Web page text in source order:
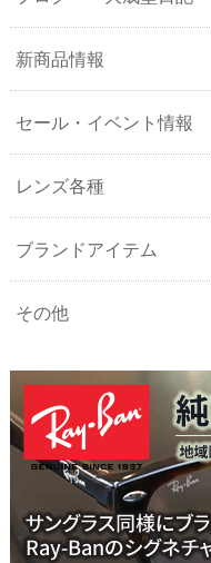
新商品情報
セール・イベント情報
レンズ各種
ブランドアイテム
その他